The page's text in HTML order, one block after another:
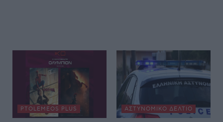
PTOLEMEOS PLUS ΑΣΤΥΝΟΜΙΚΌ ΔΕΛΤΊΟ